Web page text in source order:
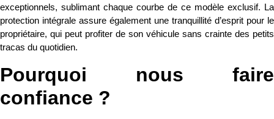
exceptionnels, sublimant chaque courbe de ce modèle exclusif. La
protection intégrale assure également une tranquillité d’esprit pour le
propriétaire, qui peut profiter de son véhicule sans crainte des petits
tracas du quotidien.
Pourquoi nous faire
confiance ?